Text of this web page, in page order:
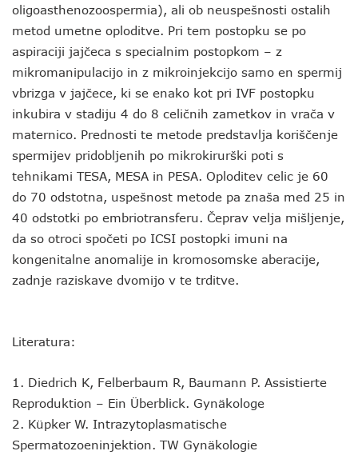
oligoasthenozoospermia), ali ob neuspešnosti ostalih
metod umetne oploditve. Pri tem postopku se po
aspiraciji jajčeca s specialnim postopkom – z
mikromanipulacijo in z mikroinjekcijo samo en spermij
vbrizga v jajčece, ki se enako kot pri IVF postopku
inkubira v stadiju 4 do 8 celičnih zametkov in vrača v
maternico. Prednosti te metode predstavlja koriščenje
spermijev pridobljenih po mikrokirurški poti s
tehnikami TESA, MESA in PESA. Oploditev celic je 60
do 70 odstotna, uspešnost metode pa znaša med 25 in
40 odstotki po embriotransferu. Čeprav velja mišljenje,
da so otroci spočeti po ICSI postopki imuni na
kongenitalne anomalije in kromosomske aberacije,
zadnje raziskave dvomijo v te trditve.
Literatura:
1. Diedrich K, Felberbaum R, Baumann P. Assistierte
Reproduktion – Ein Überblick. Gynäkologe
2. Küpker W. Intrazytoplasmatische
Spermatozoeninjektion. TW Gynäkologie